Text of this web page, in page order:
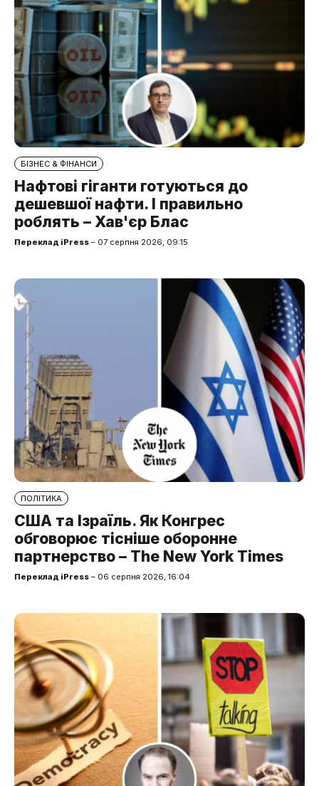
БІЗНЕС & ФІНАНСИ
Нафтові гіганти готуються до
дешевшої нафти. І правильно
роблять – Хав'єр Блас
Переклад iPress – 07 серпня 2026, 09:15
ПОЛІТИКА
США та Ізраїль. Як Конгрес
обговорює тісніше оборонне
партнерство – The New York Times
Переклад iPress – 06 серпня 2026, 16:04